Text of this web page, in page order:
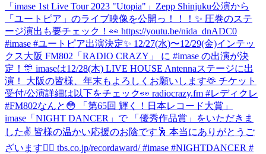
「imase 1st Live Tour 2023 "Utopia"」Zepp Shinjuku公演から
「ユートピア」のライブ映像を公開っ！！！✨ 圧巻のステ
ージ演出も要チェック！👀 https://youtu.be/nida_dnADC0
#imase #ユートピア出演決定✨ 12/27(水)〜12/29(金)インテッ
クス大阪 FM802「RADIO CRAZY」 に #imase の出演が決
定！🎊 imaseは12/28(木) LIVE HOUSE Antennaステージに出
演！ 大阪の皆様、年末もよろしくお願いします🫶 チケット
受付/公演詳細は以下をチェック👀 radiocrazy.fm #レディクレ
#FM802なんと😳 「第65回 輝く！日本レコード大賞」
imase「NIGHT DANCER」で 「優秀作品賞」をいただきま
した✌️ 皆様の温かい応援のお陰です🕺 本当にありがとうご
ざいます❤️‍🔥 tbs.co.jp/recordaward/ #imase #NIGHTDANCER #